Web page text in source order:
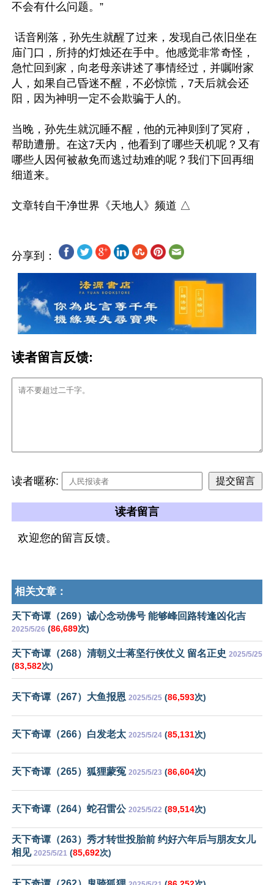
不会有什么问题。”
庙门口，所持的灯烛还在手中。他感觉非常奇怪，
急忙回到家，向老母亲讲述了事情经过，并嘱咐家
人，如果自己昏迷不醒，不必惊慌，7天后就会还
阳，因为神明一定不会欺骗于人的。
当晚，孙先生就沉睡不醒，他的元神则到了冥府，
帮助遭册。在这7天内，他看到了哪些天机呢？又有
哪些人因何被赦免而逃过劫难的呢？我们下回再细
细道来。
分享到：
读者留言反馈:
读者暱称:
读者留言
欢迎您的留言反馈。
相关文章：
天下奇谭（269）诚心念动佛号 能够峰回路转逢凶化吉
2025/5/26 (86,689次)
天下奇谭（268）清朝义士蒋坚行侠仗义 留名正史 2025/5/25
(83,582次)
天下奇谭（267）大鱼报恩 2025/5/25 (86,593次)
天下奇谭（266）白发老太 2025/5/24 (85,131次)
天下奇谭（265）狐狸蒙冤 2025/5/23 (86,604次)
天下奇谭（264）蛇召雷公 2025/5/22 (89,514次)
天下奇谭（263）秀才转世投胎前 约好六年后与朋友女儿
相见 2025/5/21 (85,692次)